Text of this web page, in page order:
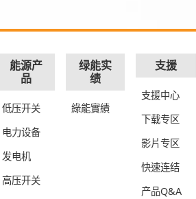
能源产
品
低压开关
电力设备
发电机
高压开关
绿能实
绩
綠能實績
支援
支援中心
下载专区
影片专区
快速连结
产品Q&A